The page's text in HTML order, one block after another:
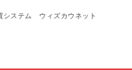
システム ウィズカウネット